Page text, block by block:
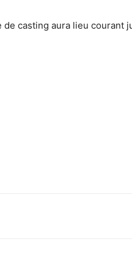
casting aura lieu courant